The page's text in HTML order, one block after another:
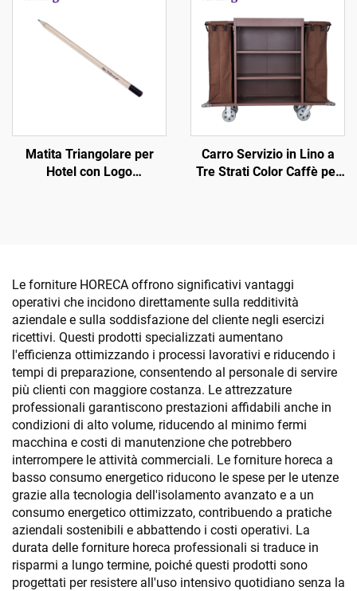
Matita Triangolare per
Hotel con Logo
Carro Servizio in Lino a
Tre Strati Color Caffè per
Le forniture HORECA offrono significativi vantaggi
operativi che incidono direttamente sulla redditività
aziendale e sulla soddisfazione del cliente negli esercizi
ricettivi. Questi prodotti specializzati aumentano
l'efficienza ottimizzando i processi lavorativi e riducendo i
tempi di preparazione, consentendo al personale di servire
più clienti con maggiore costanza. Le attrezzature
professionali garantiscono prestazioni affidabili anche in
condizioni di alto volume, riducendo al minimo fermi
macchina e costi di manutenzione che potrebbero
interrompere le attività commerciali. Le forniture horeca a
basso consumo energetico riducono le spese per le utenze
grazie alla tecnologia dell'isolamento avanzato e a un
consumo energetico ottimizzato, contribuendo a pratiche
aziendali sostenibili e abbattendo i costi operativi. La
durata delle forniture horeca professionali si traduce in
risparmi a lungo termine, poiché questi prodotti sono
progettati per resistere all'uso intensivo quotidiano senza la